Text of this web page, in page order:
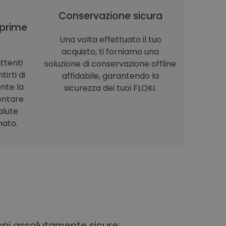
di
la
Conservazione sicura
Una volta effettuato il tuo
acquisto, ti forniamo una
soluzione di conservazione offline
affidabile, garantendo la
sicurezza dei tuoi FLOKI.